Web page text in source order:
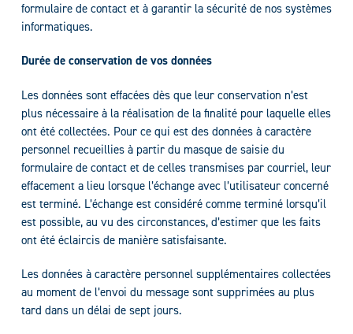
formulaire de contact et à garantir la sécurité de nos systèmes
informatiques.
Durée de conservation de vos données
Les données sont effacées dès que leur conservation n’est
plus nécessaire à la réalisation de la finalité pour laquelle elles
ont été collectées. Pour ce qui est des données à caractère
personnel recueillies à partir du masque de saisie du
formulaire de contact et de celles transmises par courriel, leur
effacement a lieu lorsque l’échange avec l’utilisateur concerné
est terminé. L’échange est considéré comme terminé lorsqu’il
est possible, au vu des circonstances, d’estimer que les faits
ont été éclaircis de manière satisfaisante.
Les données à caractère personnel supplémentaires collectées
au moment de l’envoi du message sont supprimées au plus
tard dans un délai de sept jours.